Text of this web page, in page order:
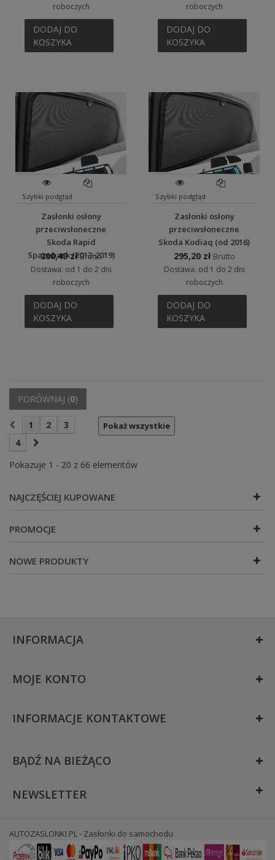
roboczych
DODAJ DO
KOSZYKA
roboczych
DODAJ DO
KOSZYKA
Szybki podgląd
Zasłonki osłony
przeciwsłoneczne
Skoda Rapid
Spaceback (2013-2019)
200,49 zł Brutto
Dostawa: od 1 do 2 dni
roboczych
DODAJ DO
KOSZYKA
Szybki podgląd
Zasłonki osłony
przeciwsłoneczne
Skoda Kodiaq (od 2016)
295,20 zł Brutto
Dostawa: od 1 do 2 dni
roboczych
DODAJ DO
KOSZYKA
PORÓWNAJ (0)
Pokaż wszystkie
1 2
3
4
Pokazuje 1 - 20 z 66 elementów
NAJCZĘŚCIEJ KUPOWANE
PROMOCJE
NOWE PRODUKTY
INFORMACJA
MOJE KONTO
INFORMACJE KONTAKTOWE
BĄDŹ NA BIEŻĄCO
NEWSLETTER
AUTOZASLONKI.PL - Zasłonki do samochodu